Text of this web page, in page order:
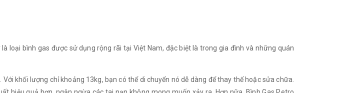
loại bình gas được sử dụng rộng rãi tại Việt Nam, đặc biệt là trong gia đình và những quán
khối lượng chỉ khoảng 13kg, bạn có thể di chuyển nó dễ dàng để thay thế hoặc sửa chữa.